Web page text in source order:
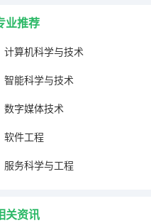
业推荐
计算机科学与技术
智能科学与技术
数字媒体技术
软件工程
服务科学与工程
关资讯